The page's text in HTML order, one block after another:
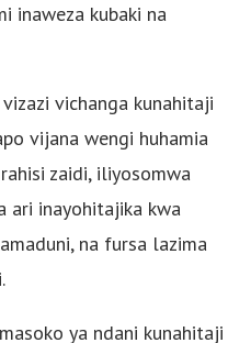
inaweza kubaki na
vichanga kunahitaji
vijana wengi huhamia
zaidi, iliyosomwa
ari inayohitajika kwa
na fursa lazima
ya ndani kunahitaji